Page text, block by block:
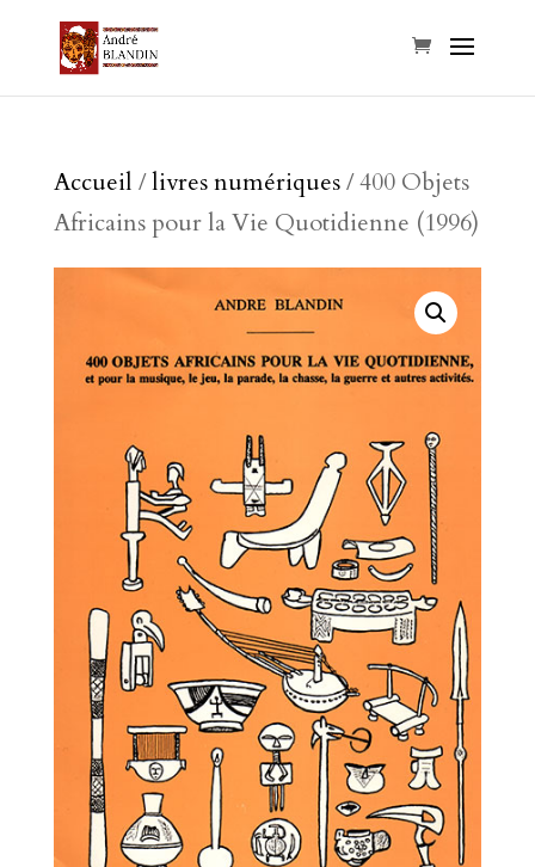
Accueil /livres numériques/ 400 Objets
Africains pour la Vie Quotidienne (1996)